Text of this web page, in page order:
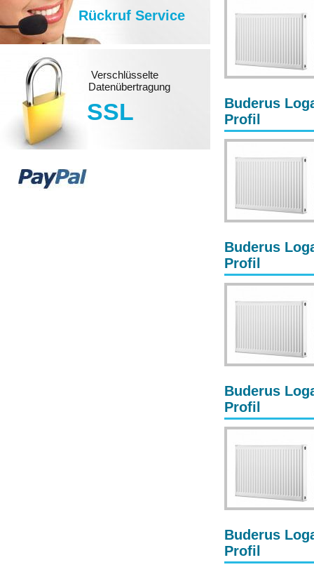
Buderus
Profil
Buderus
Profil
Buderus
Profil
Buderus
Profil
Rückruf Service
Verschlüsselte
Datenübertragung
SSL